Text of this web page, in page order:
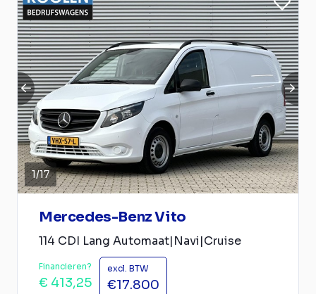
1/17
Mercedes-Benz Vito
114 CDI Lang Automaat|Navi|Cruise
Financieren?
€ 413,25
excl. BTW
€17.800